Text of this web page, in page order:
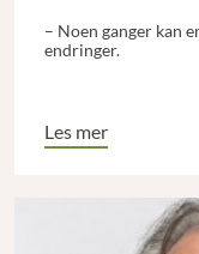
– Noen ganger kan
endringer.
Les mer